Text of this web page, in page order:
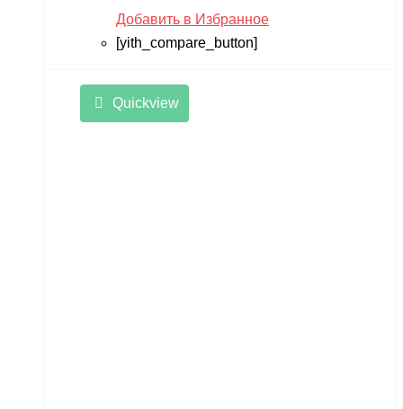
Добавить в Избранное
[yith_compare_button]
Quickview